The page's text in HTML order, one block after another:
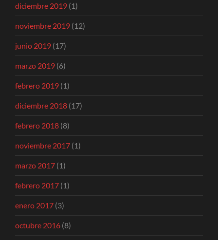
diciembre 2019 (1)
noviembre 2019 (12)
junio 2019 (17)
marzo 2019 (6)
febrero 2019 (1)
diciembre 2018 (17)
febrero 2018 (8)
noviembre 2017 (1)
marzo 2017 (1)
febrero 2017 (1)
enero 2017 (3)
octubre 2016 (8)